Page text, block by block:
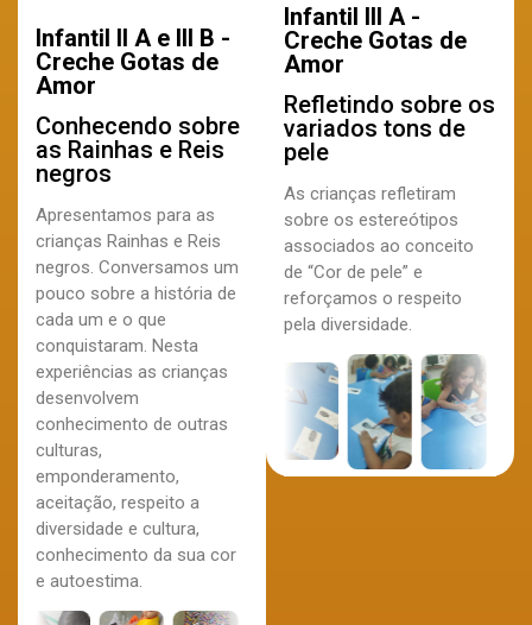
Infantil II A e III B -
Creche Gotas de
Amor
Conhecendo sobre
as Rainhas e Reis
negros
Apresentamos para as
crianças Rainhas e Reis
negros. Conversamos um
pouco sobre a história de
cada um e o que
conquistaram. Nesta
experiências as crianças
desenvolvem
conhecimento de outras
culturas,
emponderamento,
aceitação, respeito a
diversidade e cultura,
conhecimento da sua cor
e autoestima.
Infantil III A -
Creche Gotas de
Amor
Refletindo sobre os
variados tons de
pele
As crianças refletiram
sobre os estereótipos
associados ao conceito
de “Cor de pele” e
reforçamos o respeito
pela diversidade.